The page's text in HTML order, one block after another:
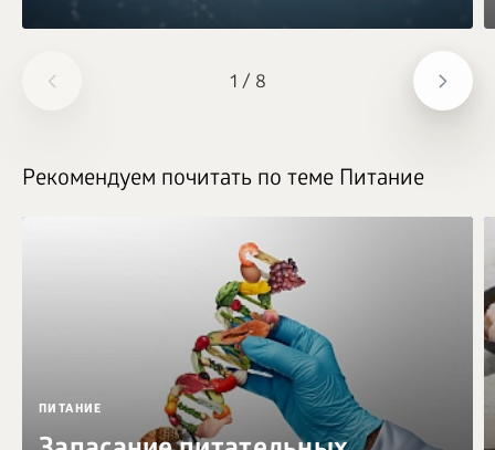
1 / 8
Рекомендуем почитать по теме Питание
ПИТАНИЕ